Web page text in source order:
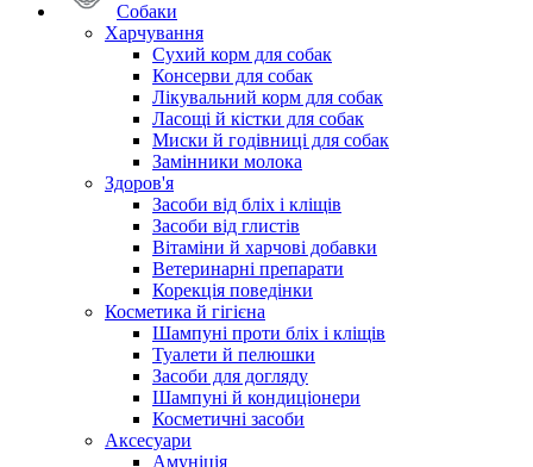
Собаки
Харчування
Сухий корм для собак
Консерви для собак
Лікувальний корм для собак
Ласощі й кістки для собак
Миски й годівниці для собак
Замінники молока
Здоров'я
Засоби від бліх і кліщів
Засоби від глистів
Вітаміни й харчові добавки
Ветеринарні препарати
Корекція поведінки
Косметика й гігієна
Шампуні проти бліх і кліщів
Туалети й пелюшки
Засоби для догляду
Шампуні й кондиціонери
Косметичні засоби
Аксесуари
Амуніція